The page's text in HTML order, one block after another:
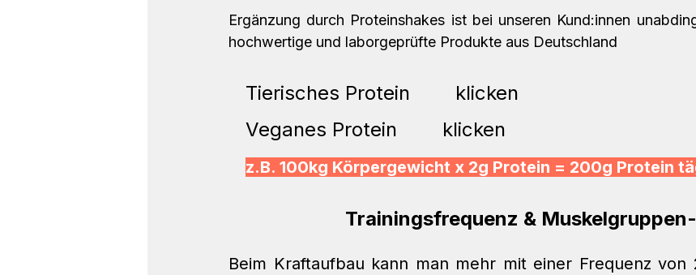
Ergänzung durch Proteinshakes ist bei unseren Kund:innen
hochwertige und laborgeprüfte Produkte aus Deutschland
Tierisches Protein
klicken
Veganes Protein
klicken
z.B. 100kg Körpergewicht x 2g Protein = 200g Protein
Trainingsfrequenz &
Beim Kraftaufbau kann man mehr mit einer Frequenz von